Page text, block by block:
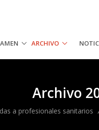
ARCHIVO
Archivo
a profesionales sanitarios